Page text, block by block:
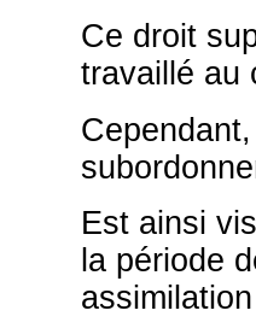
Ce droit
travaillé au
Est ainsi
la période